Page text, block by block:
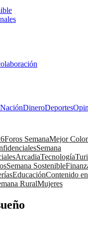
NaciónDineroDeportes
Foros SemanaMejor
Semana
ArcadiaTecnología
Semana Sostenible
EducaciónContenido en
RuralMujeres